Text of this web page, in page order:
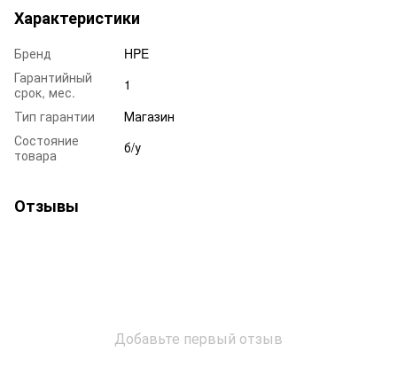
Характеристики
Бренд
HPE
Гарантийный
срок, мес.
1
Тип гарантии
Магазин
Состояние
товара
б/у
Отзывы
Добавьте первый отзыв